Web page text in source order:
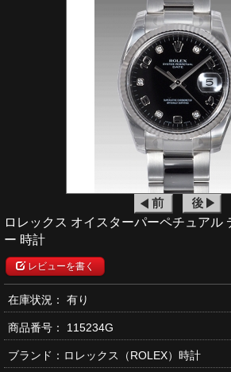
ロレックス オイスターパーペチュアル
ー 時計
レビューを書く
在庫状況： 有り
商品番号： 115234G
ブランド： ロレックス （ROLEX）時計